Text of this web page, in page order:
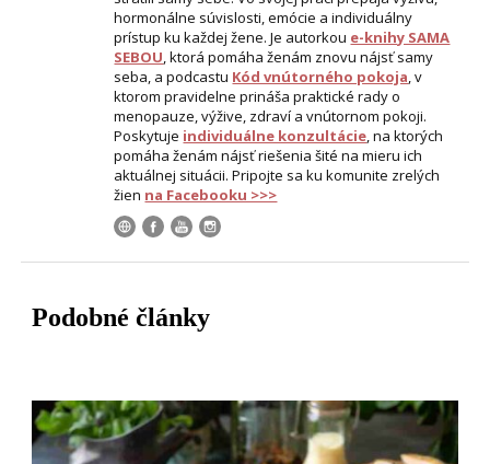
hormonálne súvislosti, emócie a individuálny
prístup ku každej žene. Je autorkou e-knihy SAMA
SEBOU, ktorá pomáha ženám znovu nájsť samy
seba, a podcastu Kód vnútorného pokoja, v
ktorom pravidelne prináša praktické rady o
menopauze, výžive, zdraví a vnútornom pokoji.
Poskytuje individuálne konzultácie, na ktorých
pomáha ženám nájsť riešenia šité na mieru ich
aktuálnej situácii. Pripojte sa ku komunite zrelých
žien na Facebooku >>>
Podobné články